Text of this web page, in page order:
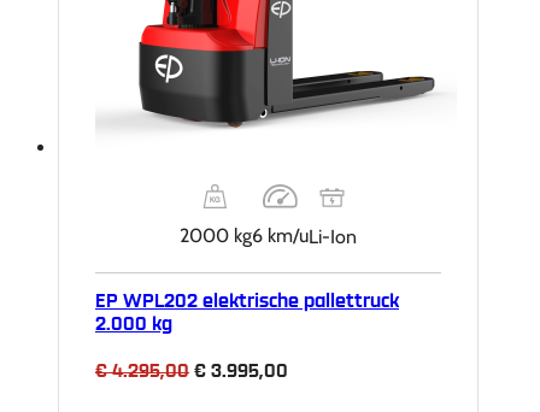
2000 kg6 km/uLi-Ion
EP WPL202 elektrische pallettruck
2.000 kg
€4.295,00 Oorspronkelijke
€ 3.995,00